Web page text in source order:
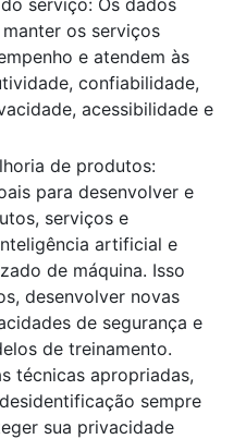
os serviços
e atendem às
confiabilidade,
acessibilidade e
de produtos:
para desenvolver e
serviços e
artificial e
de máquina. Isso
desenvolver novas
de segurança e
de treinamento.
técnicas apropriadas,
sempre
sua privacidade